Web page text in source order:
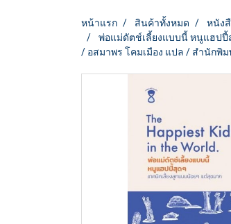
หน้าแรก สินค้าทั้งหมด
หนัง
พ่อแม่ดัตช์เลี้ยงแบบนี้ หนูแฮปปี้สุ
/ อสมาพร โคมเมือง แปล / สำนักพิม